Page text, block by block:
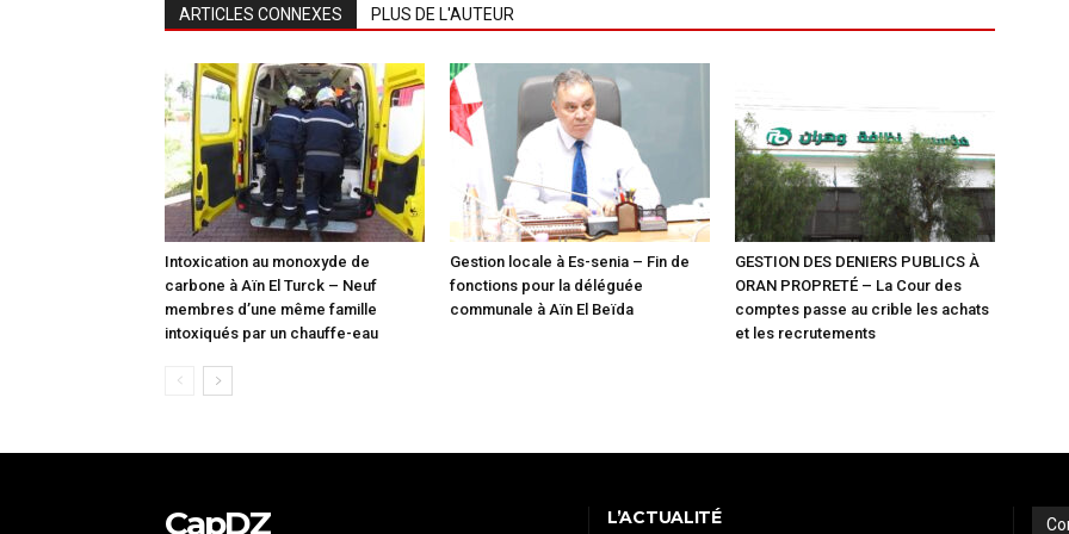
ARTICLES CONNEXES PLUS DE L'AUTEUR
Intoxication au monoxyde de
carbone à Aïn El Turck – Neuf
membres d’une même famille
intoxiqués par un chauffe-eau
Gestion locale à Es-senia – Fin de
fonctions pour la déléguée
communale à Aïn El Beïda
GESTION DES DENIERS PUBLICS À
ORAN PROPRETÉ – La Cour des
comptes passe au crible les achats
et les recrutements
CapDZ L’ACTUALITÉ